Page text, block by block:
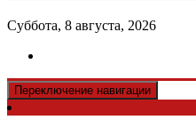
Суббота, 8 августа, 2026
Переключение навигации